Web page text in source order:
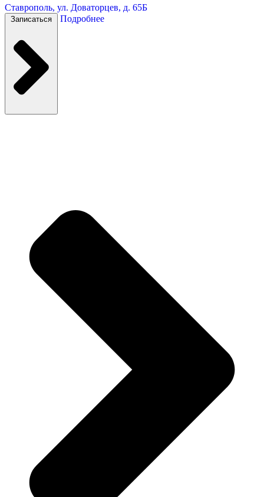
Ставрополь, ул. Доваторцев, д. 65Б
Записаться Подробнее